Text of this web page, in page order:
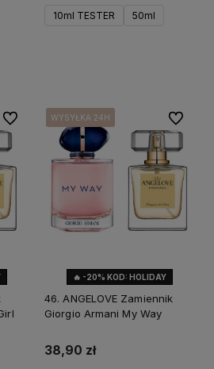
10ml TESTER 50ml
Do ulubionych
🔥 -20% KOD: HOLIDAY
WYSYŁKA 24H
WYSYŁKA 24H
WYSYŁKA 24H
WYSYŁKA 24H
46. ANGELOVE Zamiennik
Giorgio Armani My Way
38,90 zł
Do